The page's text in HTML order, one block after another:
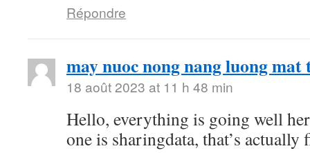
Répondre
may nuoc nong nang luong
18 août 2023 at 11 h 48 min
Hello, everything is going well
one is sharingdata, that’s